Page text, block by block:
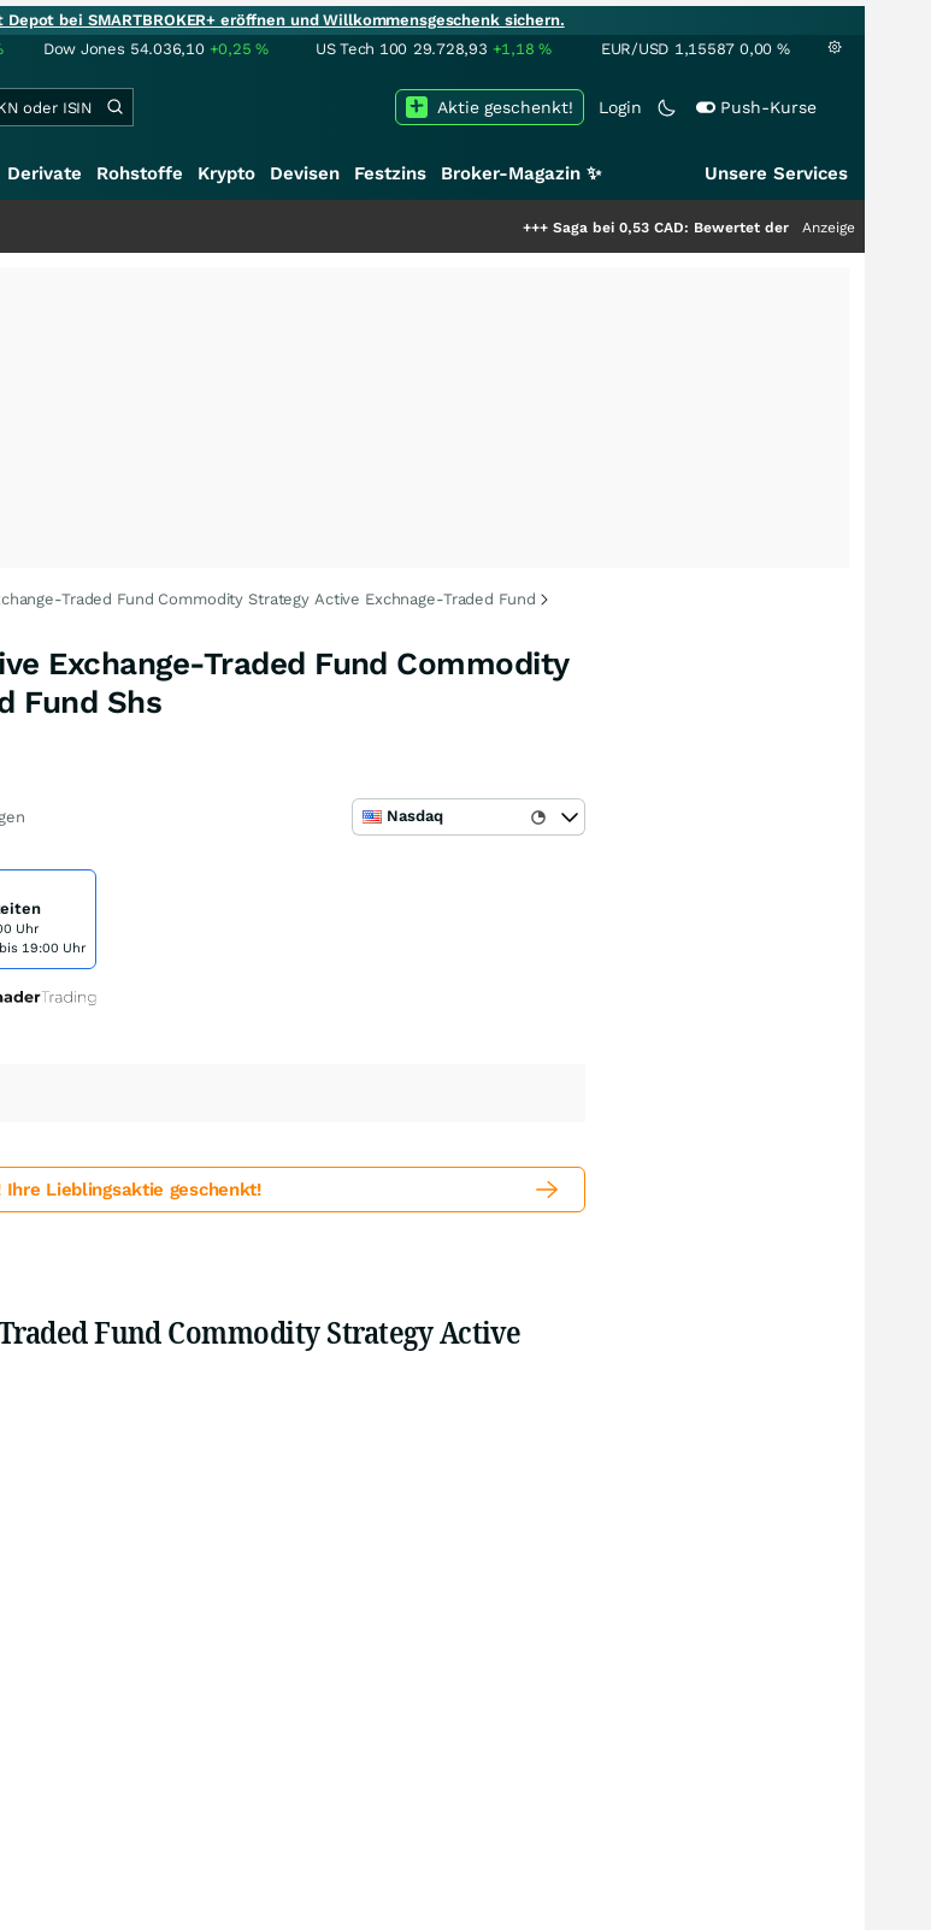
bei SMARTBROKER+ eröffnen und Willkommensgeschenk sichern.
Dow Jones 54.036,10 +0,25% US Tech 100 29.728,93 +1,18% EUR/USD 1,15587 0,00 %
Login Push-Kurse
Aktie geschenkt!
Derivate Rohstoffe Krypto Devisen Festzins Broker-Magazin ✨ Unsere Services
Saga bei 0,53 CAD: Bewertet der Markt noch immer nur die
Anzeige
Traded Fund Commodity Strategy Active Exchnage-Traded Fund
Exchange-Traded Fund Commodity
Fund Shs
Nasdaq
Uhr
19:00 Uhr
Ihre Lieblingsaktie geschenkt!
Fund Commodity Strategy Active